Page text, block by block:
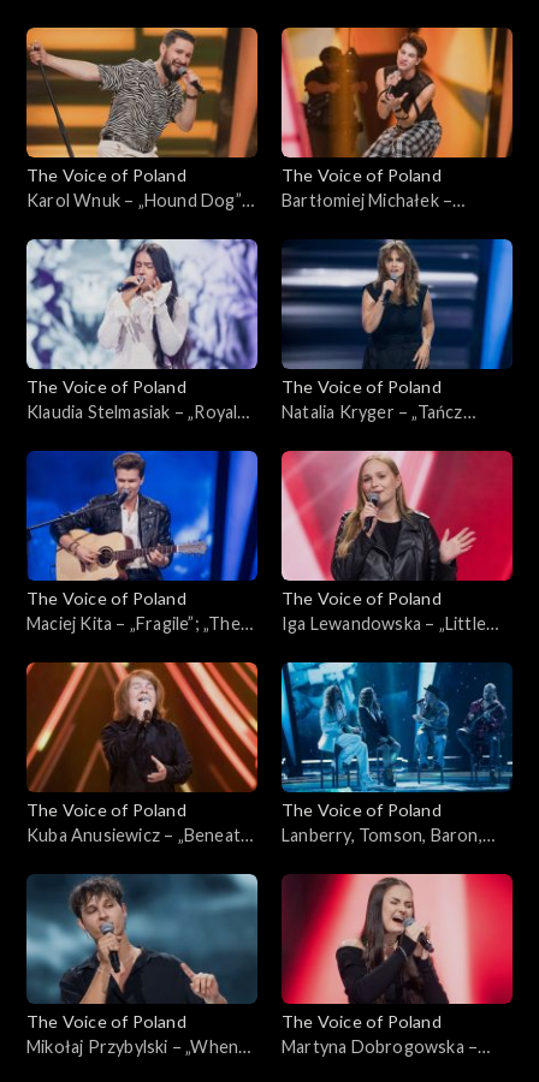
Voice of Poland”,
Przesłuchania w ciemno, 28
września 2024
Przesłuchania w ciemno, 28
września 2024
The Voice of Poland
Karol Wnuk – „Hound Dog”;
Przesłuchania w ciemno, 28
września 2024
The Voice of Poland
Bartłomiej Michałek –
Przesłuchania w ciemno, 28
września 2024
The Voice of Poland
Klaudia Stelmasiak – „Royals”;
Przesłuchania w ciemno, 28
września 2024
The Voice of Poland
Natalia Kryger – „Tańcz
Poland”, Przesłuchania w
ciemno, 28 września 2024
The Voice of Poland
Maciej Kita – „Fragile”; „The
Przesłuchania w ciemno, 28
września 2024
The Voice of Poland
Iga Lewandowska – „Little
Przesłuchania w ciemno, 28
września 2024
The Voice of Poland
Kuba Anusiewicz – „Beneath
of Poland”, Przesłuchania w
ciemno, 28 września 2024
The Voice of Poland
Lanberry, Tomson, Baron,
„Nieśmiertelni”
The Voice of Poland
Mikołaj Przybylski – „When
The Voice of Poland
Martyna Dobrogowska –